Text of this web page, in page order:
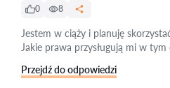
0
8
Jestem w ciąży i planuję
Jakie prawa przysługują mi w tym
Przejdź do odpowiedzi